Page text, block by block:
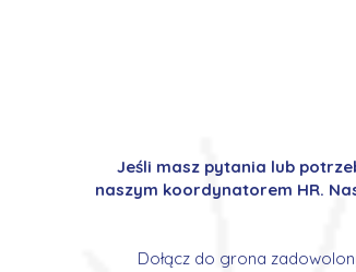
Jeśli masz pytania lub
naszym koordynatorem HR.
Dołącz do grona